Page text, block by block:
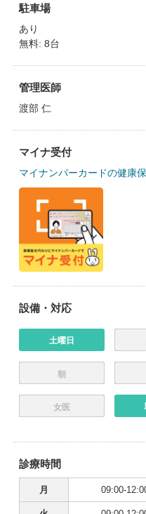
駐車場
あり
無料: 8台
管理医師
渡部 仁
マイナ受付
マイナンバーカードの健康
設備・対応
土曜日
朝
女医
診療時間
月 09:00-